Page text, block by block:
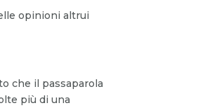
opinioni altrui
che il passaparola
più di una